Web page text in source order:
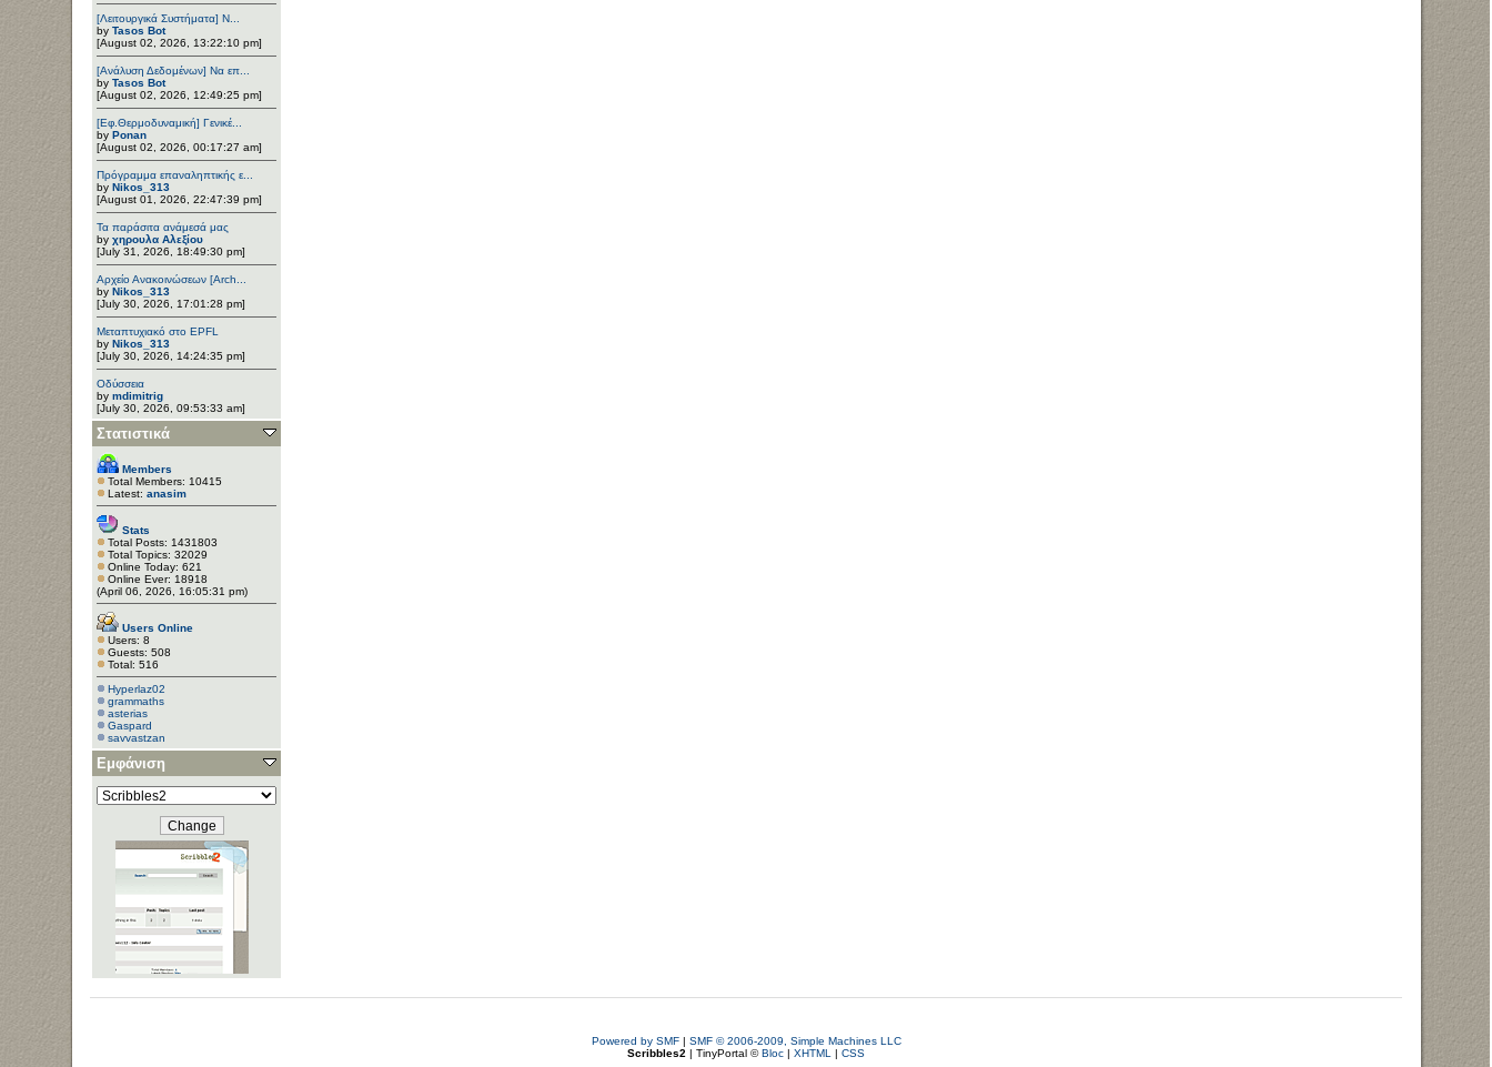
[Λειτουργικά Συστήματα] Ν...
by Tasos Bot
[August 02, 2026, 13:22:10 pm]
[Ανάλυση Δεδομένων] Να επ...
by Tasos Bot
[August 02, 2026, 12:49:25 pm]
[Εφ.Θερμοδυναμική] Γενικέ...
by Ponan
[August 02, 2026, 00:17:27 am]
Πρόγραμμα επαναληπτικής ε...
by Nikos_313
[August 01, 2026, 22:47:39 pm]
Τα παράσιτα ανάμεσά μας
by χηρουλα Αλεξίου
[July 31, 2026, 18:49:30 pm]
Αρχείο Ανακοινώσεων [Arch...
by Nikos_313
[July 30, 2026, 17:01:28 pm]
Μεταπτυχιακό στο EPFL
by Nikos_313
[July 30, 2026, 14:24:35 pm]
Οδύσσεια
by mdimitrig
[July 30, 2026, 09:53:33 am]
Στατιστικά
Members
Total Members: 10415
Latest: anasim
Stats
Total Posts: 1431803
Total Topics: 32029
Online Today: 621
Online Ever: 18918
(April 06, 2026, 16:05:31 pm)
Users Online
Users: 8
Guests: 508
Total: 516
Hyperlaz02
grammaths
asterias
Gaspard
savvastzan
Εμφάνιση
Powered by SMF| SMF © 2006-2009, Simple Machines LLC
Scribbles2 | TinyPortal ©Bloc | XHTML | CSS